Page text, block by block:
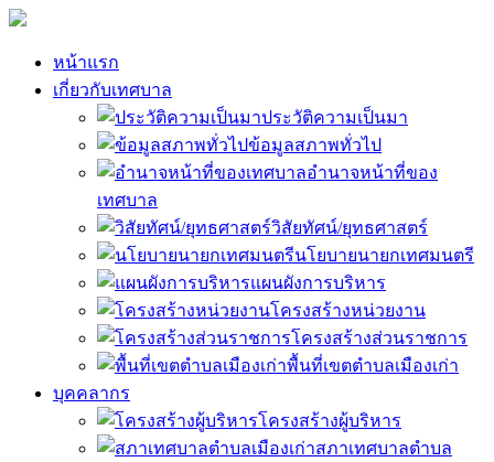
หน้าแรก
เกี่ยวกับเทศบาล
ประวัติความเป็นมา
ข้อมูลสภาพทั่วไป
อำนาจหน้าที่ของ
เทศบาล
วิสัยทัศน์/ยุทธศาสตร์
นโยบายนายกเทศมนตรี
แผนผังการบริหาร
โครงสร้างหน่วยงาน
โครงสร้างส่วนราชการ
พื้นที่เขตตำบลเมืองเก่า
บุคคลากร
โครงสร้างผู้บริหาร
สภาเทศบาลตำบล